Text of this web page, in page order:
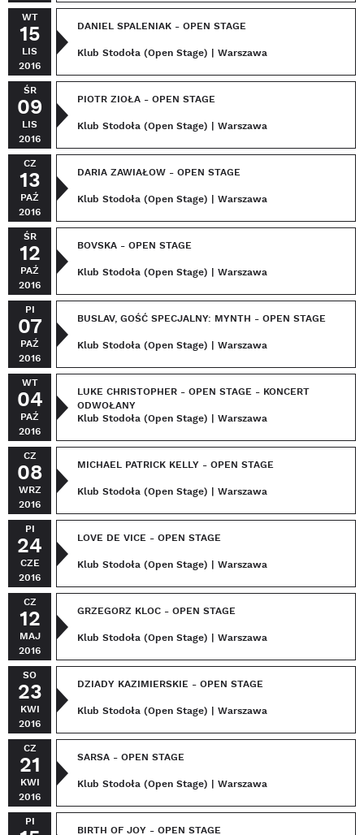
WT
15
LIS
2016
DANIEL SPALENIAK - OPEN STAGE
Klub Stodoła (Open Stage) | Warszawa
ŚR
09
LIS
2016
PIOTR ZIOŁA - OPEN STAGE
Klub Stodoła (Open Stage) | Warszawa
CZ
13
PAŹ
2016
DARIA ZAWIAŁOW - OPEN STAGE
Klub Stodoła (Open Stage) | Warszawa
ŚR
12
PAŹ
2016
BOVSKA - OPEN STAGE
Klub Stodoła (Open Stage) | Warszawa
PI
07
PAŹ
2016
BUSLAV, GOŚĆ SPECJALNY: MYNTH - OPEN STAGE
Klub Stodoła (Open Stage) | Warszawa
WT
04
PAŹ
2016
LUKE CHRISTOPHER - OPEN STAGE - KONCERT
ODWOŁANY
Klub Stodoła (Open Stage) | Warszawa
CZ
08
WRZ
2016
MICHAEL PATRICK KELLY - OPEN STAGE
Klub Stodoła (Open Stage) | Warszawa
PI
24
CZE
2016
LOVE DE VICE - OPEN STAGE
Klub Stodoła (Open Stage) | Warszawa
CZ
12
MAJ
2016
GRZEGORZ KLOC - OPEN STAGE
Klub Stodoła (Open Stage) | Warszawa
SO
23
KWI
2016
DZIADY KAZIMIERSKIE - OPEN STAGE
Klub Stodoła (Open Stage) | Warszawa
CZ
21
KWI
2016
SARSA - OPEN STAGE
Klub Stodoła (Open Stage) | Warszawa
PI
BIRTH OF JOY - OPEN STAGE